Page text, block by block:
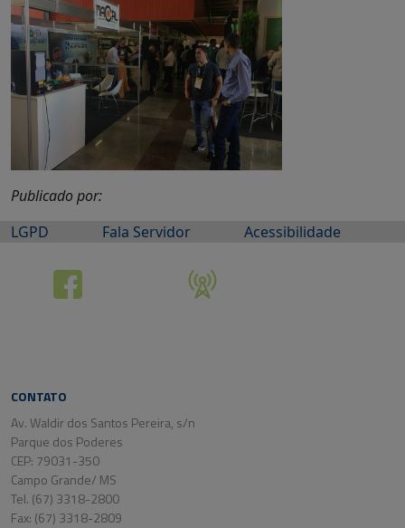
Publicado por:
LGPD
Fala Servidor Acessibilidade
CONTATO
Av. Waldir dos Santos Pereira, s/n
Parque dos Poderes
CEP: 79031-350
Campo Grande/ MS
Tel. (67) 3318-2800
Fax: (67) 3318-2809